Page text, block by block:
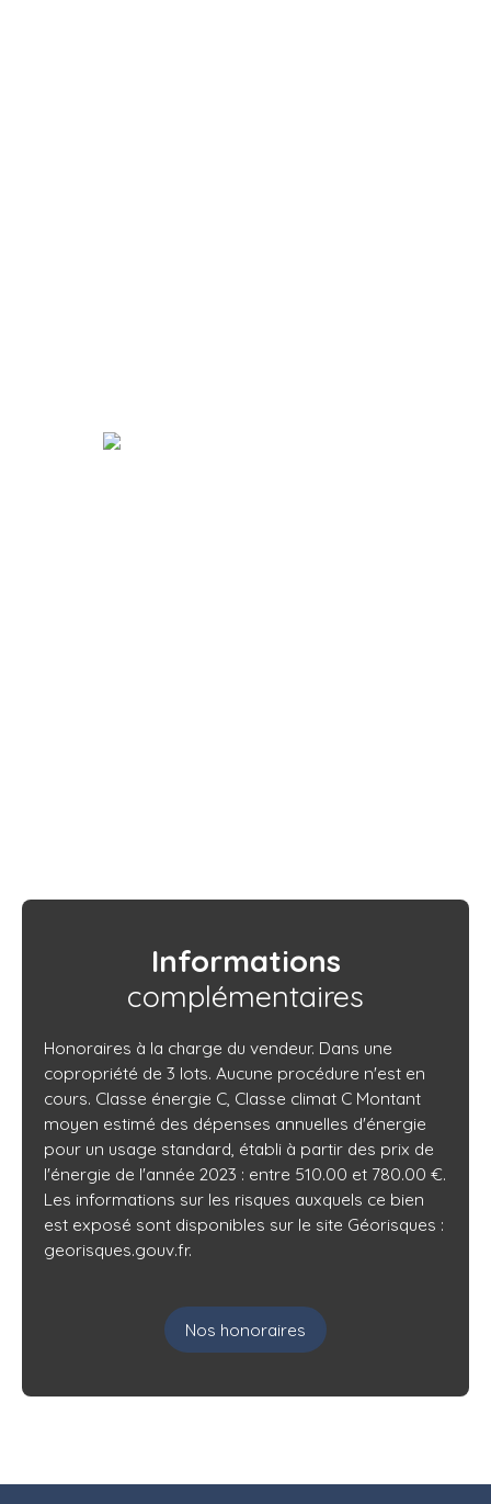
Informations
complémentaires
Honoraires à la charge du vendeur. Dans une
copropriété de 3 lots. Aucune procédure n'est en
cours. Classe énergie C, Classe climat C Montant
moyen estimé des dépenses annuelles d'énergie
pour un usage standard, établi à partir des prix de
l'énergie de l'année 2023 : entre 510.00 et 780.00 €.
Les informations sur les risques auxquels ce bien
est exposé sont disponibles sur le site Géorisques :
georisques.gouv.fr.
Nos honoraires